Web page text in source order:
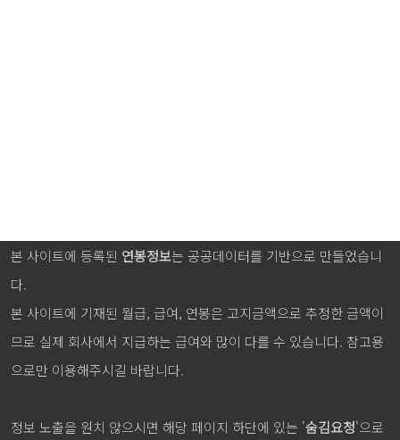
본 사이트에 등록된 연봉정보는 공공데이터를 기반으로 만들었습니
다.
본 사이트에 기재된 월급, 급여, 연봉은 고지금액으로 추정한 금액이
므로 실제 회사에서 지급하는 급여와 많이 다를 수 있습니다. 참고용
으로만 이용해주시길 바랍니다.
정보 노출을 원치 않으시면 해당 페이지 하단에 있는 '숨김요청'으로